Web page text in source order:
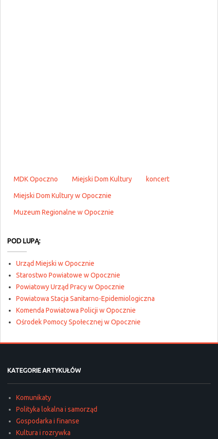
MDK Opoczno Miejski Dom Kultury koncert
Miejski Dom Kultury w Opocznie
Muzeum Regionalne w Opocznie
POD LUPĄ:
Urząd Miejski w Opocznie
Starostwo Powiatowe w Opocznie
Powiatowy Urząd Pracy w Opocznie
Powiatowa Stacja Sanitarno-Epidemiologiczna
Komenda Powiatowa Policji w Opocznie
Ośrodek Pomocy Społecznej w Opocznie
KATEGORIE ARTYKUŁÓW
Komunikaty
Polityka lokalna i samorząd
Gospodarka i finanse
Kultura i rozrywka